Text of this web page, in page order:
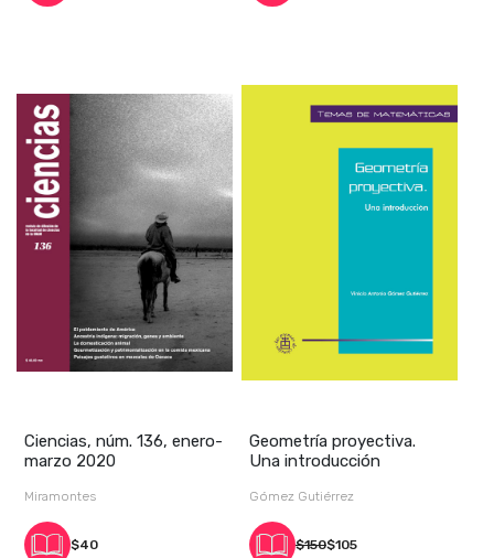
Ciencias, núm. 136, enero-
marzo 2020
Miramontes
$40
Geometría proyectiva.
Una introducción
Gómez Gutiérrez
$150$105